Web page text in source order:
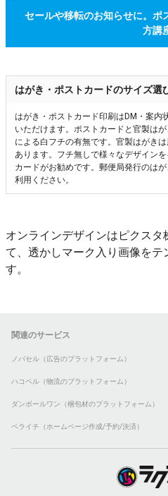
セールや移転のお知らせに。ポ
方講
はがき・ポストカードのサイズ選
はがき・ポストカード印刷はDM・案内
いただけます。ポストカードと官製は
による白フチの有無です。官製はがき
あります。フチ無しで様々なデザイン
カードがお勧めです。郵便局発行のは
利用ください。
オンラインデザインはピクス
て、透かしマーク入り画像をテ
す。
関連のサービス
ノバセル（広告のプラットフォーム）
ハコベル（物流のプラットフォーム）
ダンボールワン（梱包材のプラットフォーム）
ペライチ（ホームページ作成/予約/決済）